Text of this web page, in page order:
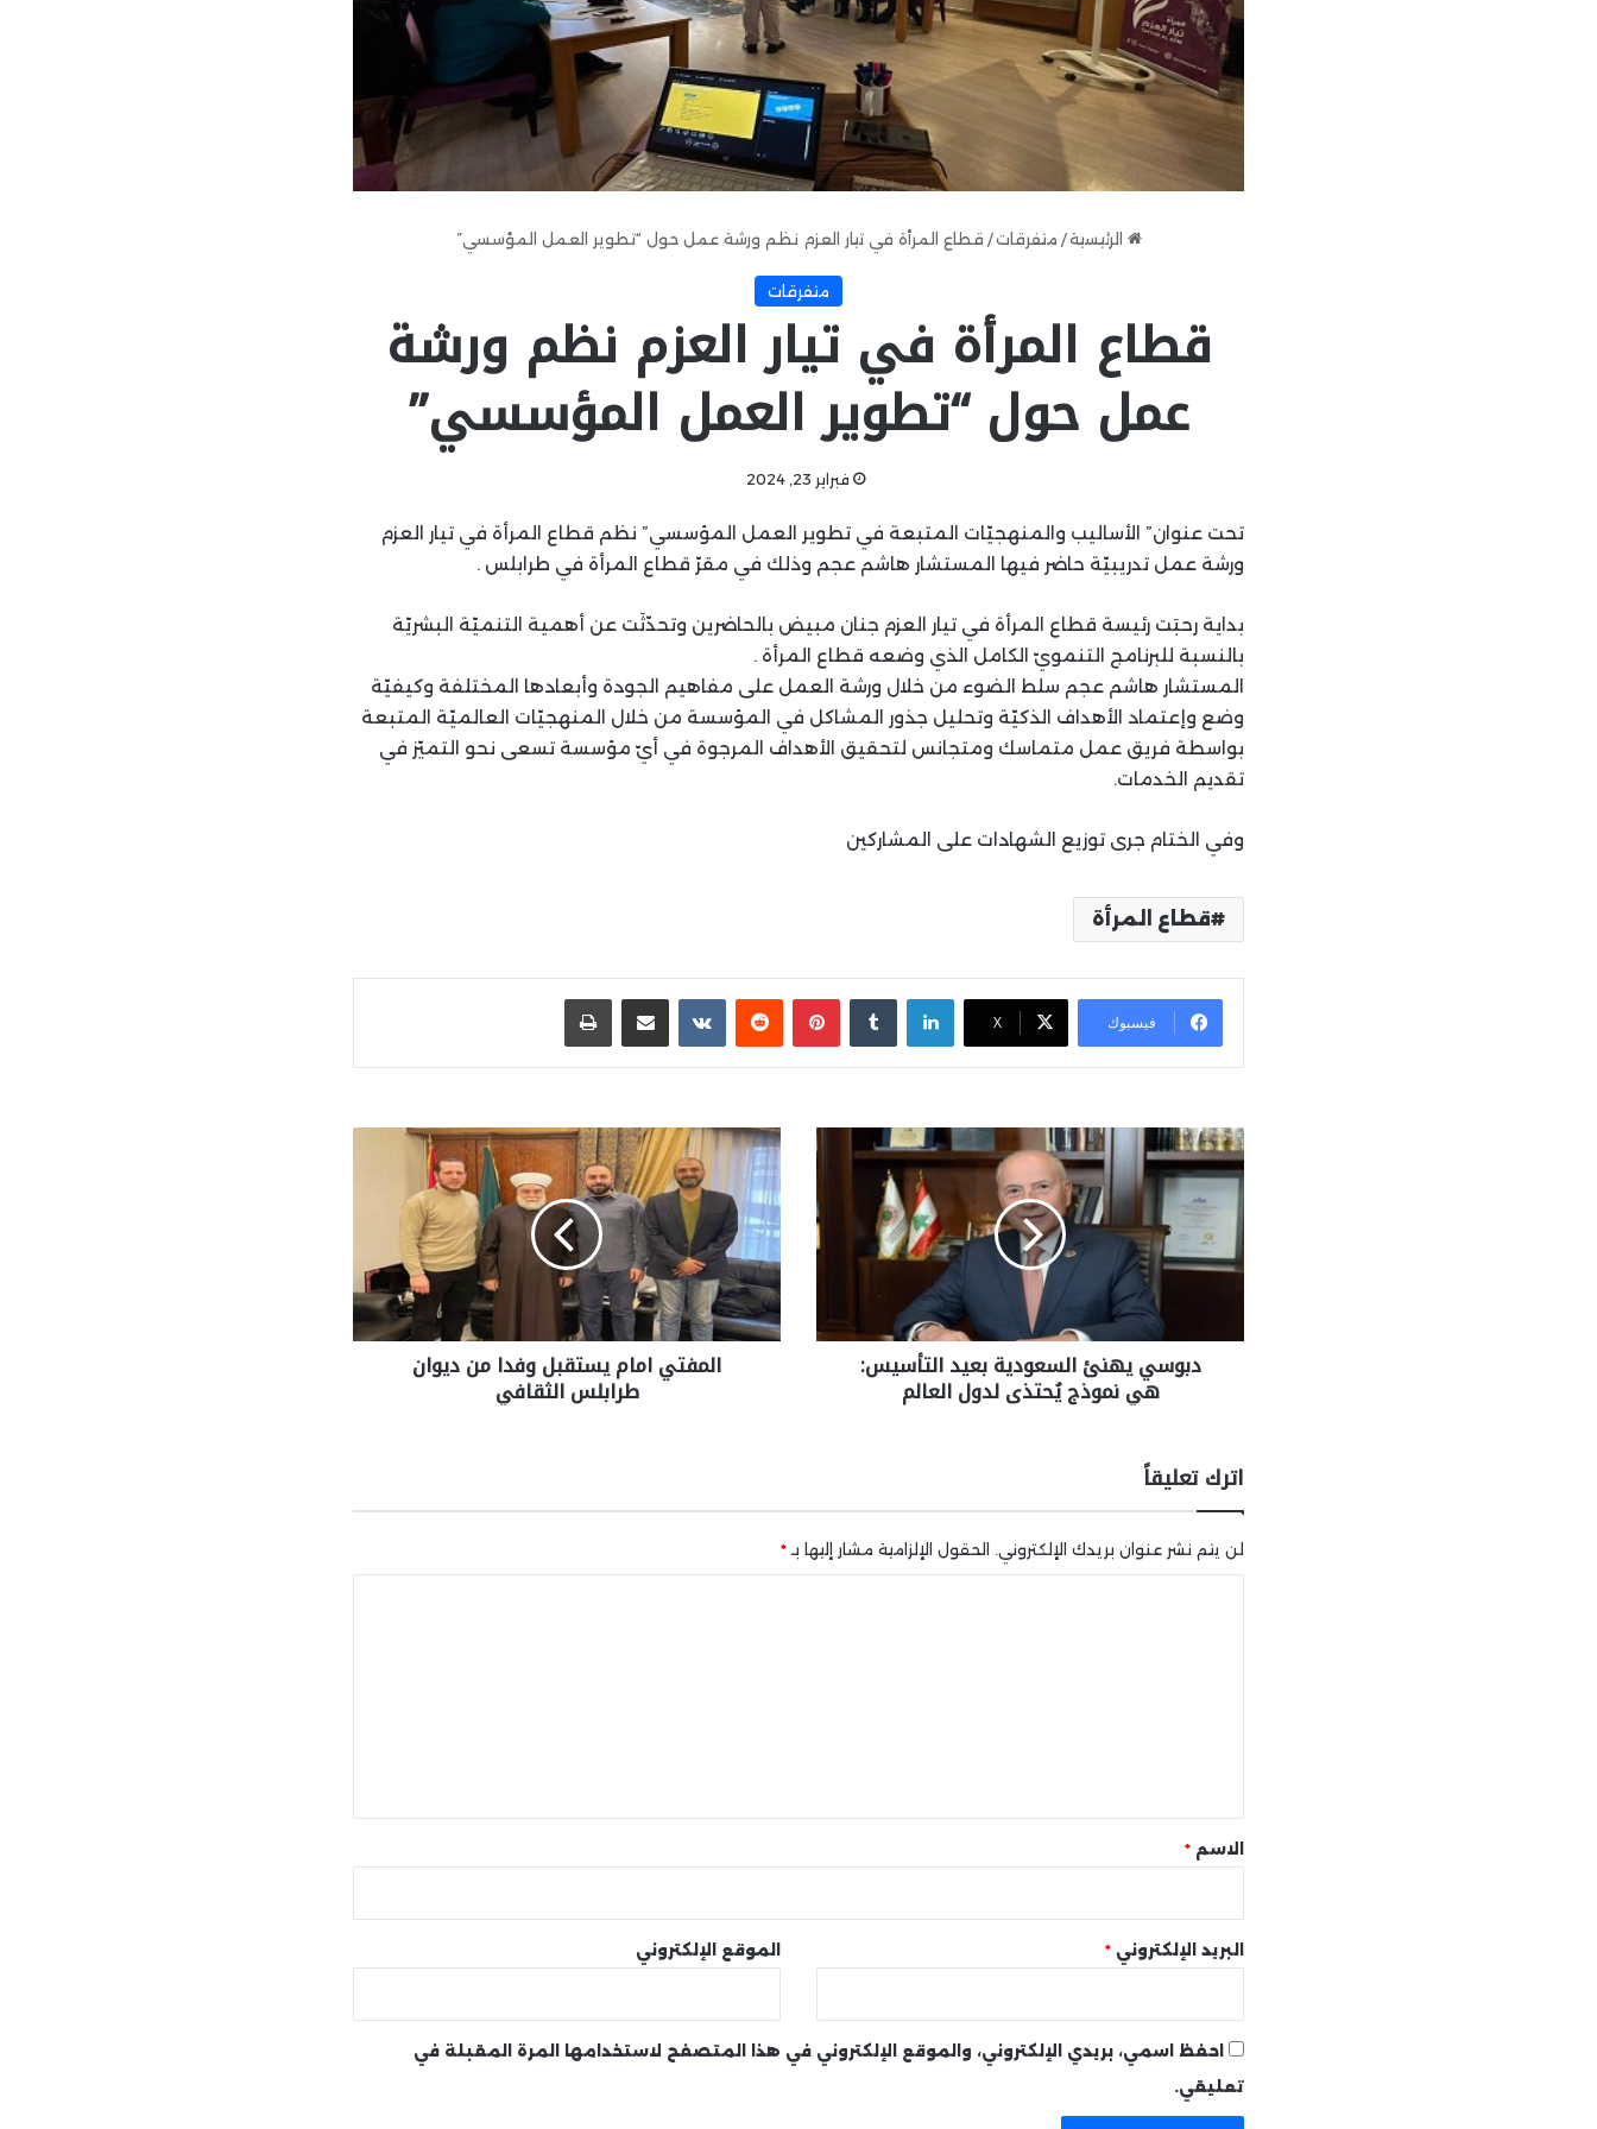
الرئيسية / متفرقات / قطاع المرأة في تيار العزم نظم ورشة عمل حول “تطوير العمل المؤسسي”
متفرقات
قطاع المرأة في تيار العزم نظم ورشة
عمل حول “تطوير العمل المؤسسي”
فبراير 23, 2024
تحت عنوان” الأساليب والمنهجيّات المتبعة في تطوير العمل المؤسسي” نظم قطاع المرأة في تيار العزم
ورشة عمل تدريبيّة حاضر فيها المستشار هاشم عجم وذلك في مقرّ قطاع المرأة في طرابلس .
بداية رحبَت رئيسة قطاع المرأة في تيار العزم جنان مبيض بالحاضرين وتحدّثَت عن أهمية التنميّة البشريّة
بالنسبة للبرنامج التنمويّ الكامل الذي وضعه قطاع المرأة .
المستشار هاشم عجم سلط الضوء من خلال ورشة العمل على مفاهيم الجودة وأبعادها المختلفة وكيفيّة
وضع وإعتماد الأهداف الذكيّة وتحليل جذور المشاكل في المؤسسة من خلال المنهجيّات العالميّة المتبعة
بواسطة فريق عمل متماسك ومتجانس لتحقيق الأهداف المرجوة في أيّ مؤسسة تسعى نحو التميّز في
تقديم الخدمات.
وفي الختام جرى توزيع الشهادات على المشاركين
قطاع المرأة
فيسبوك X
لينكدإن بينتيريست مشاركة عبر البريد طباعة
دبوسي يهنئ السعودية بعيد التأسيس:
هي نموذج يُحتذى لدول العالم
المفتي امام يستقبل وفدا من ديوان
طرابلس الثقافي
اترك تعليقاً
لن يتم نشر عنوان بريدك الإلكتروني. الحقول الإلزامية مشار إليها بـ *
* الاسم *
البريد الإلكتروني * الموقع الإلكتروني
احفظ اسمي، بريدي الإلكتروني، والموقع الإلكتروني في هذا المتصفح لاستخدامها المرة المقبلة في
تعليقي.